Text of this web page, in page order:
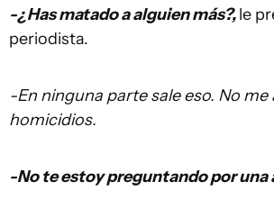
-¿Has matado a alguien más?,le
periodista.
-En ninguna parte sale eso. No me
homicidios.
-No te estoy preguntando por una